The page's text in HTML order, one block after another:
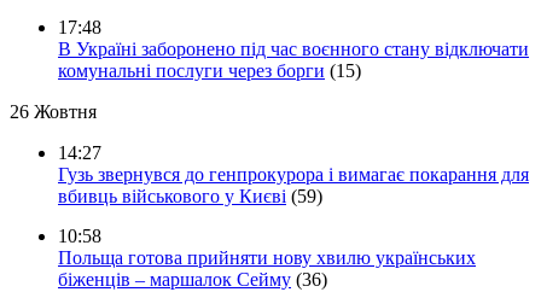
17:48
В Україні заборонено під час воєнного стану відключати
комунальні послуги через борги (15)
26 Жовтня
14:27
Гузь звернувся до генпрокурора і вимагає покарання для
вбивць військового у Києві (59)
10:58
Польща готова прийняти нову хвилю українських
біженців – маршалок Сейму (36)